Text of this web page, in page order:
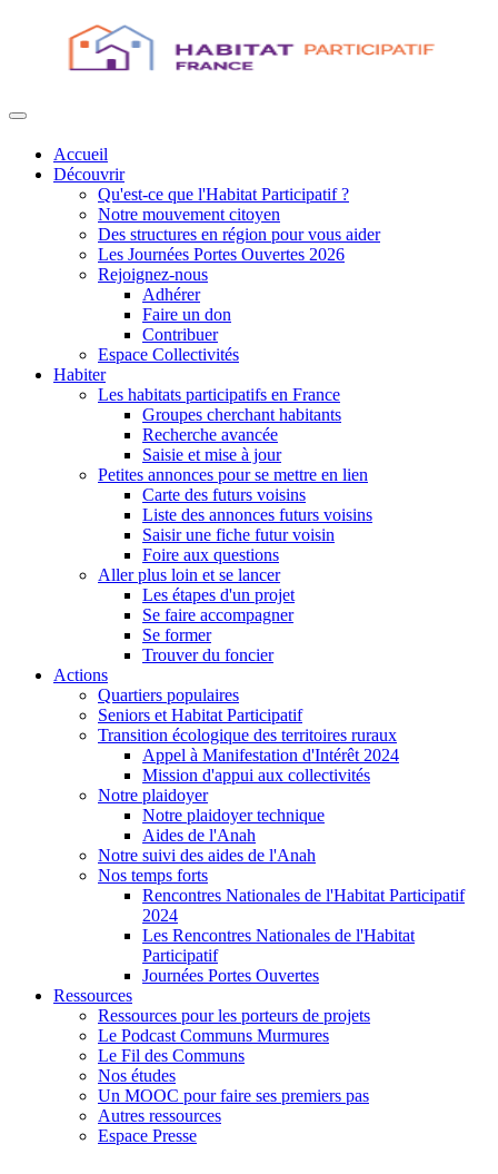
Accueil
Découvrir
Qu'est-ce que l'Habitat Participatif ?
Notre mouvement citoyen
Des structures en région pour vous aider
Les Journées Portes Ouvertes 2026
Rejoignez-nous
Adhérer
Faire un don
Contribuer
Espace Collectivités
Habiter
Les habitats participatifs en France
Groupes cherchant habitants
Recherche avancée
Saisie et mise à jour
Petites annonces pour se mettre en lien
Carte des futurs voisins
Liste des annonces futurs voisins
Saisir une fiche futur voisin
Foire aux questions
Aller plus loin et se lancer
Les étapes d'un projet
Se faire accompagner
Se former
Trouver du foncier
Actions
Quartiers populaires
Seniors et Habitat Participatif
Transition écologique des territoires ruraux
Appel à Manifestation d'Intérêt 2024
Mission d'appui aux collectivités
Notre plaidoyer
Notre plaidoyer technique
Aides de l'Anah
Notre suivi des aides de l'Anah
Nos temps forts
Rencontres Nationales de l'Habitat Participatif
2024
Les Rencontres Nationales de l'Habitat
Participatif
Journées Portes Ouvertes
Ressources
Ressources pour les porteurs de projets
Le Podcast Communs Murmures
Le Fil des Communs
Nos études
Un MOOC pour faire ses premiers pas
Autres ressources
Espace Presse